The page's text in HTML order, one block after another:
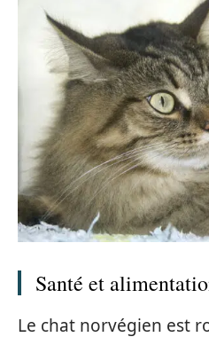
Santé et
Le chat norvégien est